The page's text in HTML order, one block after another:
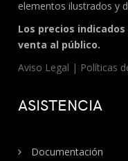
elementos ilustrados y
Los precios
venta al público.
Aviso Legal | Políticas
ASISTENCIA
Documentación